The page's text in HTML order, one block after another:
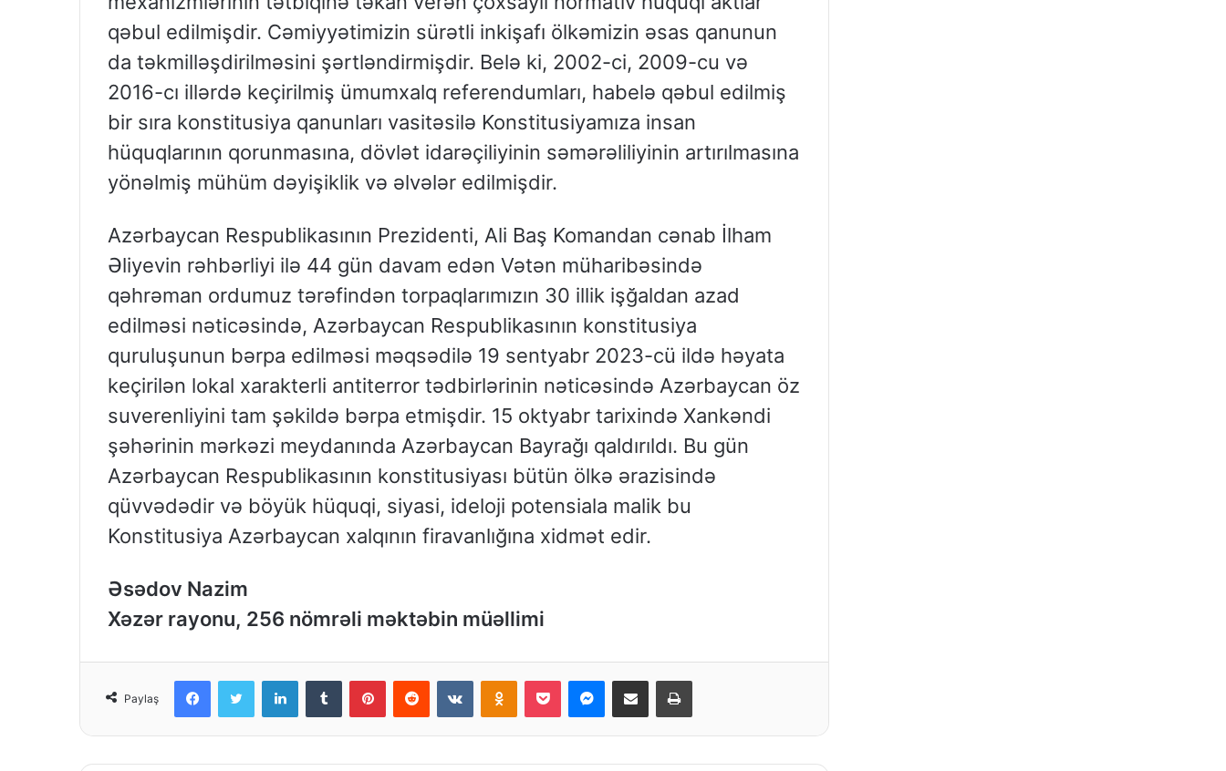
qəbul edilmişdir. Cəmiyyətimizin sürətli inkişafı ölkəmizin əsas qanunun
da təkmilləşdirilməsini şərtləndirmişdir. Belə ki, 2002-ci, 2009-cu və
2016-cı illərdə keçirilmiş ümumxalq referendumları, habelə qəbul edilmiş
bir sıra konstitusiya qanunları vasitəsilə Konstitusiyamıza insan
hüquqlarının qorunmasına, dövlət idarəçiliyinin səmərəliliyinin artırılmasına
yönəlmiş mühüm dəyişiklik və əlvələr edilmişdir.
Azərbaycan Respublikasının Prezidenti, Ali Baş Komandan cənab İlham
Əliyevin rəhbərliyi ilə 44 gün davam edən Vətən müharibəsində
qəhrəman ordumuz tərəfindən torpaqlarımızın 30 illik işğaldan azad
edilməsi nəticəsində, Azərbaycan Respublikasının konstitusiya
quruluşunun bərpa edilməsi məqsədilə 19 sentyabr 2023-cü ildə həyata
keçirilən lokal xarakterli antiterror tədbirlərinin nəticəsində Azərbaycan öz
suverenliyini tam şəkildə bərpa etmişdir. 15 oktyabr tarixində Xankəndi
şəhərinin mərkəzi meydanında Azərbaycan Bayrağı qaldırıldı. Bu gün
Azərbaycan Respublikasının konstitusiyası bütün ölkə ərazisində
qüvvədədir və böyük hüquqi, siyasi, ideloji potensiala malik bu
Konstitusiya Azərbaycan xalqının firavanlığına xidmət edir.
Əsədov Nazim
Xəzər rayonu, 256 nömrəli məktəbin müəllimi
Paylaş